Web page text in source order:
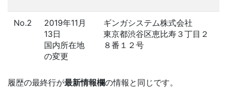
No.2
2019年11月
13日
国内所在地
の変更
ギンガシステム株式会社
東京都渋谷区恵比寿３丁目２
８番１２号
履歴の最終行が最新情報欄の情報と同じです。